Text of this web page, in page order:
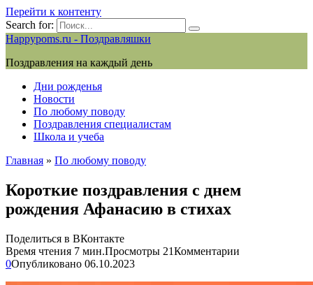
Перейти к контенту
Search for:
Happypoms.ru - Поздравляшки
Поздравления на каждый день
Дни рожденья
Новости
По любому поводу
Поздравления специалистам
Школа и учеба
Главная » По любому поводу
Короткие поздравления с днем
рождения Афанасию в стихах
Поделиться в ВКонтакте
Время чтения 7 мин.Просмотры 21Комментарии
0Опубликовано 06.10.2023